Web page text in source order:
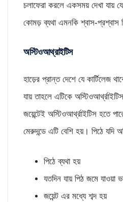
চলাফেরা করলে একসময় দেখা যায়
কোমড় ব্যথা এমনকি শ্বাস-প্রশ্বাস
অস্টিওআথ্রাইটিস
হাড়ের প্রান্ত দেশে যে কার্টিলেজ
যায় তাহলে এটিকে
জয়েন্টেই অস্টিওআর্থ্রাইটিস হতে
মেরুদন্ডে এটি বেশি হয়। পিঠে যদি
পিঠে ব্যথা হয়
যতদিন যায় পিঠ জমে যাওয়া
জয়েন্ট এর মধ্যে শব্দ হয়